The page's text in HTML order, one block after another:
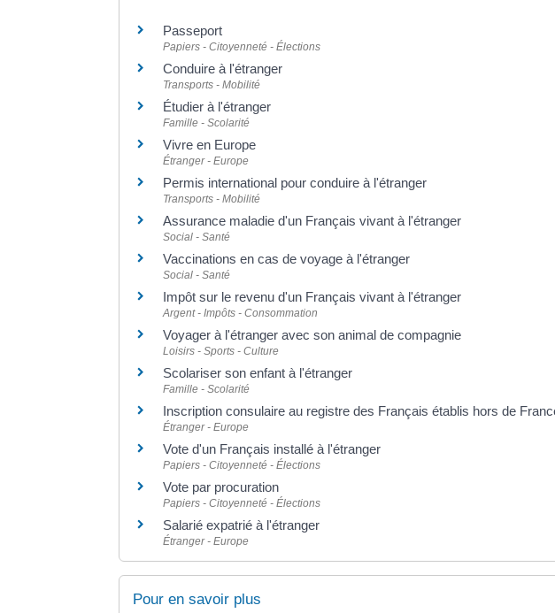
Passeport
Papiers - Citoyenneté - Élections
Conduire à l'étranger
Transports - Mobilité
Étudier à l'étranger
Famille - Scolarité
Vivre en Europe
Étranger - Europe
Permis international pour conduire à l'étranger
Transports - Mobilité
Assurance maladie d'un Français vivant à l'étranger
Social - Santé
Vaccinations en cas de voyage à l'étranger
Social - Santé
Impôt sur le revenu d'un Français vivant à l'étranger
Argent - Impôts - Consommation
Voyager à l'étranger avec son animal de compagnie
Loisirs - Sports - Culture
Scolariser son enfant à l'étranger
Famille - Scolarité
Inscription consulaire au registre des Français établis hors de
Étranger - Europe
Vote d'un Français installé à l'étranger
Papiers - Citoyenneté - Élections
Vote par procuration
Papiers - Citoyenneté - Élections
Salarié expatrié à l'étranger
Étranger - Europe
Pour en savoir plus